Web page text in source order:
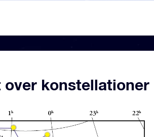
over konstellationer